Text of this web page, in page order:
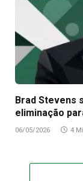
Brad Stevens
eliminação
06/05/2026 4